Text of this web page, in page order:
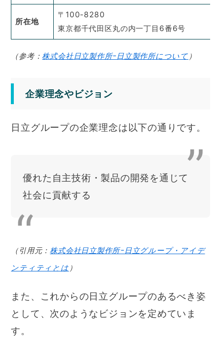
所在地
〒100-8280
東京都千代田区丸の内一丁目6番6号
（参考：株式会社日立製作所ｰ日立製作所について ）
企業理念やビジョン
日立グループの企業理念は以下の通りです。
優れた自主技術・製品の開発を通じて
社会に貢献する
（引用元：株式会社日立製作所ｰ日立グループ・アイデ
ンティティとは ）
また、これからの日立グループのあるべき姿
として、次のようなビジョンを定めていま
す。